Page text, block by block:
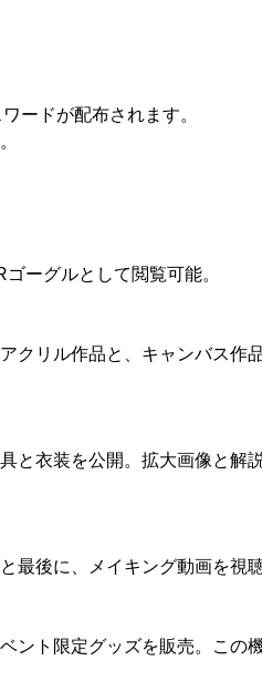
ードが配布されます。
ーグルとして閲覧可能。
クリル作品と、キャンバス作
と衣装を公開。拡大画像と解
最後に、メイキング動画を視聴
ント限定グッズを販売。この